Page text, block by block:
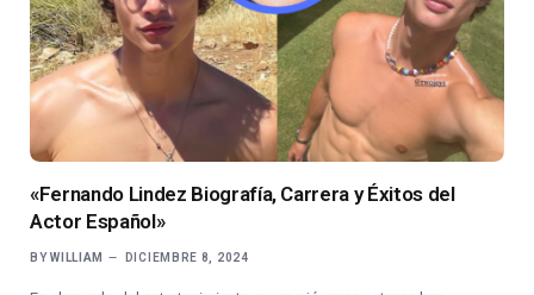
«Fernando Lindez Biografía, Carrera y Éxitos del
Actor Español»
BY WILLIAM DICIEMBRE 8, 2024